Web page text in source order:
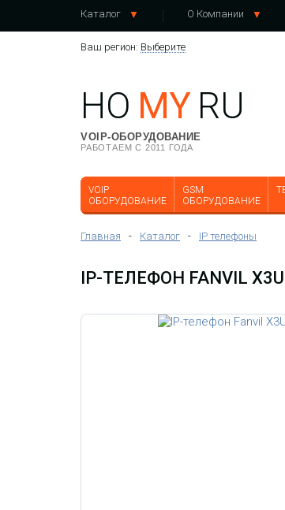
Каталог О Компании
Ваш регион: Выберите
HO MY RU
VOIP-ОБОРУДОВАНИЕ
РАБОТАЕМ С 2011 ГОДА
VOIP
ОБОРУДОВАНИЕ
GSM
ОБОРУДОВАНИЕ
Главная - Каталог - IP телефоны
IP-ТЕЛЕФОН FANVIL X3U